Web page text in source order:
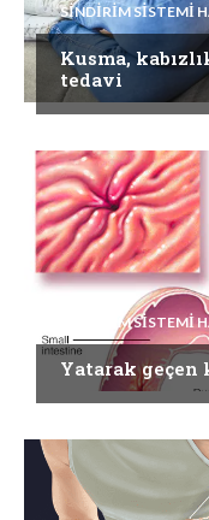
SINDIRIM SISTEMI
Kusma,
tedavi
SINDIRIM SISTEMI
Yatarak geçen